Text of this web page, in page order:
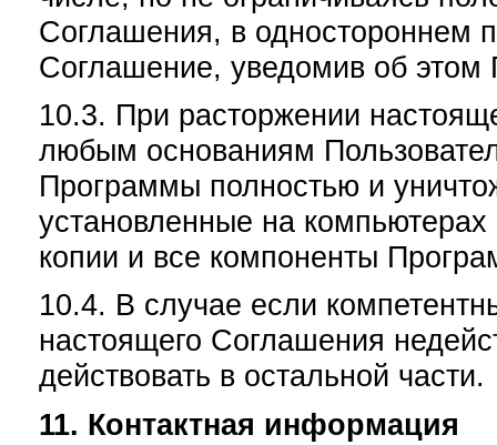
Соглашения, в одностороннем
Соглашение, уведомив об этом
10.3. При расторжении
любым основаниям
Программы полностью и
установленные на
копии и все компоненты
10.4. В случае если
настоящего Соглашения
действовать в остальной части.
11. Контактная информация